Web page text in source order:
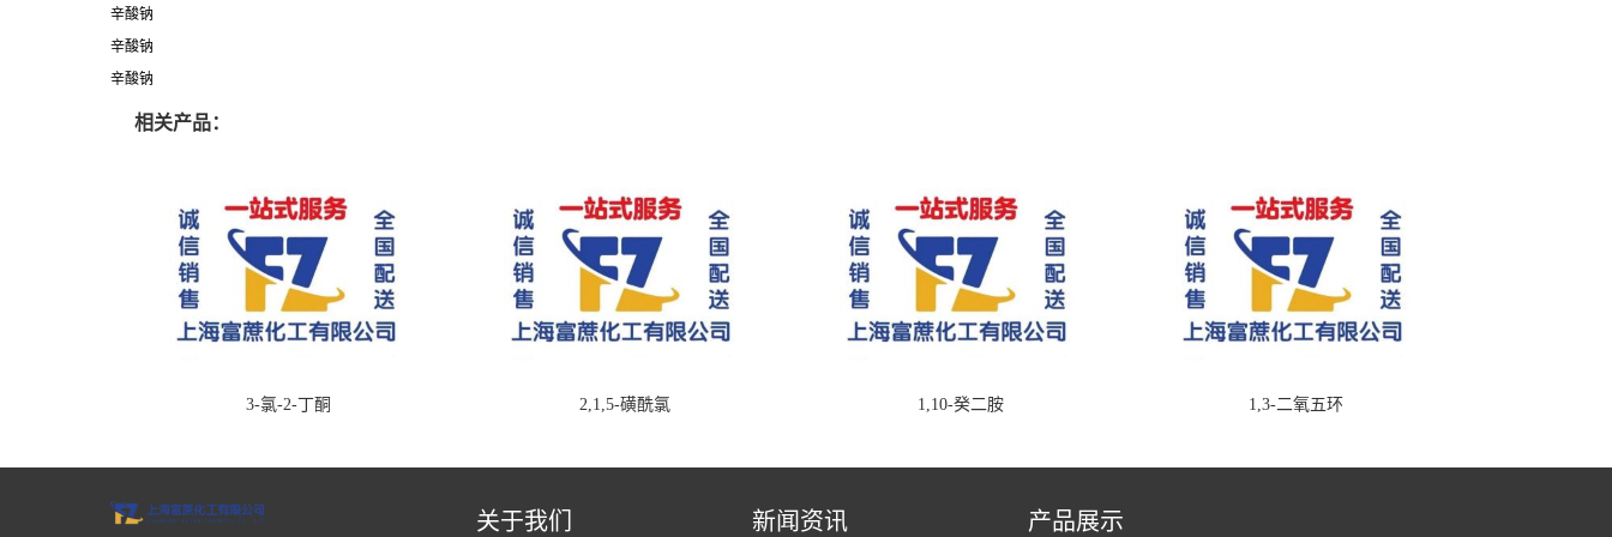
辛酸钠
辛酸钠
辛酸钠
相关产品：
3-氯-2-丁酮 2,1,5-磺酰氯 1,10-癸二胺 1,3-二氧五环
关于我们 新闻资讯 产品展示